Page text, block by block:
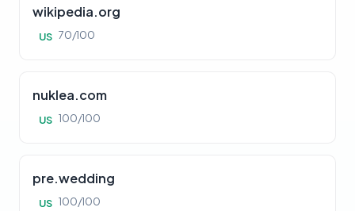
wikipedia.org
US 70/100
nuklea.com
US 100/100
pre.wedding
US 100/100